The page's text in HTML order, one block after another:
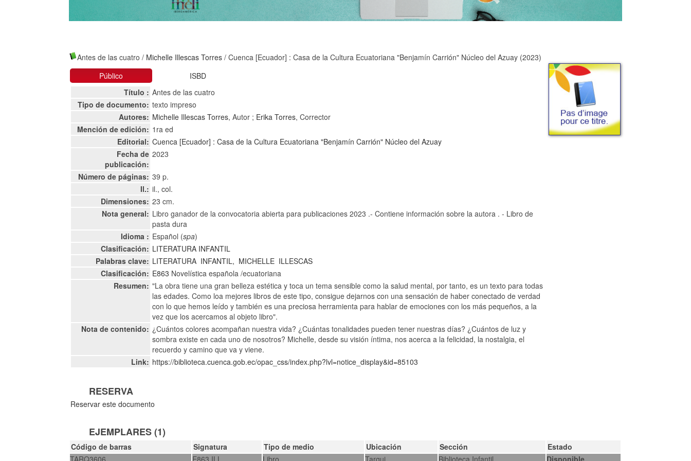
Antes de las cuatro / Michelle Illescas Torres / Cuenca [Ecuador] : Casa de la Cultura Ecuatoriana "Benjamín Carrión" Núcleo del Azuay (2023)
Público
ISBD
Título : Antes de las cuatro
Tipo de documento: texto impreso
Autores: Michelle Illescas Torres, Autor ; Erika Torres, Corrector
Mención de edición: 1ra ed
Editorial: Cuenca [Ecuador] : Casa de la Cultura Ecuatoriana "Benjamín Carrión" Núcleo del Azuay
Fecha de
publicación:
2023
Número de páginas: 39 p.
Il.: il., col.
Dimensiones: 23 cm.
Nota general: Libro ganador de la convocatoria abierta para publicaciones 2023 .- Contiene información sobre la autora . - Libro de
pasta dura
Idioma : Español (spa)
Clasificación: LITERATURA INFANTIL
Palabras clave: LITERATURA INFANTIL, MICHELLE ILLESCAS
Clasificación: E863 Novelística española /ecuatoriana
Resumen: "La obra tiene una gran belleza estética y toca un tema sensible como la salud mental, por tanto, es un texto para todas
las edades. Como loa mejores libros de este tipo, consigue dejarnos con una sensación de haber conectado de verdad
con lo que hemos leído y también es una preciosa herramienta para hablar de emociones con los más pequeños, a la
vez que los acercamos al objeto libro".
Nota de contenido: ¿Cuántos colores acompañan nuestra vida? ¿Cuántas tonalidades pueden tener nuestras días? ¿Cuántos de luz y
sombra existe en cada uno de nosotros? Michelle, desde su visión íntima, nos acerca a la felicidad, la nostalgia, el
recuerdo y camino que va y viene.
Link: https://biblioteca.cuenca.gob.ec/opac_css/index.php?lvl=notice_display&id=85103
RESERVA
Reservar este documento
EJEMPLARES (1)
Código de barras Signatura Tipo de medio Ubicación Sección
Estado
TARQ3606
E863 ILL Libro Tarqui Biblioteca Infantil Disponible